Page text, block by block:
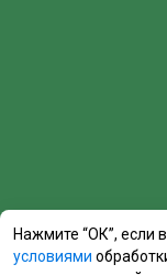
Нажмите “ОК”, если
условиями